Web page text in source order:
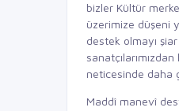
bizler Kültür
üzerimize düşeni
destek olmayı
neticesinde daha
Maddî manevî